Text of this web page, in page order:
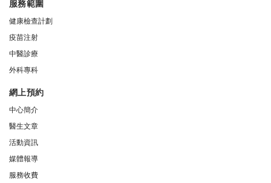
服務範圍
健康檢查計劃
疫苗注射
中醫診療
外科專科
網上預約
中心簡介
醫生文章
活動資訊
媒體報導
服務收費